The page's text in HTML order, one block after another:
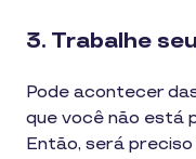
3. Trabalhe
Pode acontecer
que você não está
Então, será